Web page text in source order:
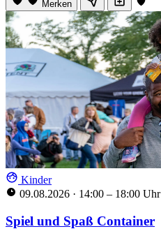
Merken
Kinder
09.08.2026 · 14:00 – 18:00 Uhr
Spiel und Spaß Container